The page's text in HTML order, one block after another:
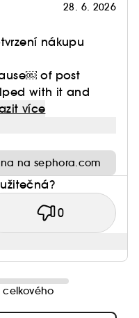
28. 6. 2026
nákupu
of post
with it and
více
na sephora.com
0
celkového